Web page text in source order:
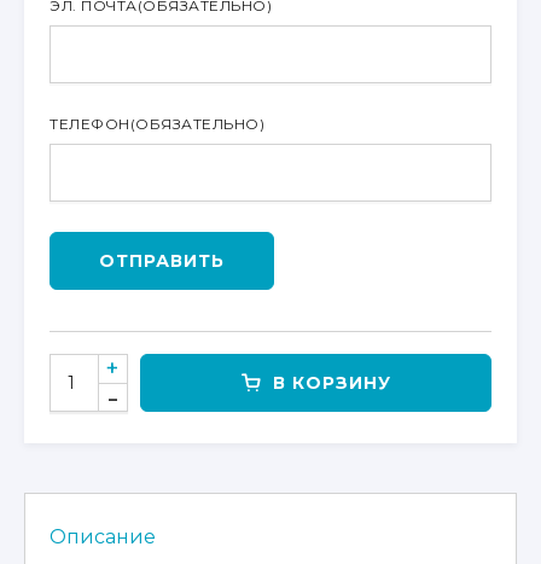
ЭЛ. ПОЧТА(ОБЯЗАТЕЛЬНО)
ТЕЛЕФОН (ОБЯЗАТЕЛЬНО)
ОТПРАВИТЬ
КОЛИЧЕСТВО
ТОВАРА
В КОРЗИНУ
Описание